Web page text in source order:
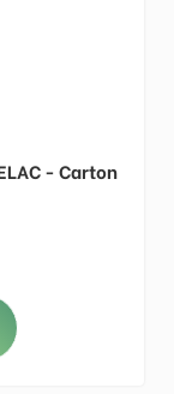
- Carton